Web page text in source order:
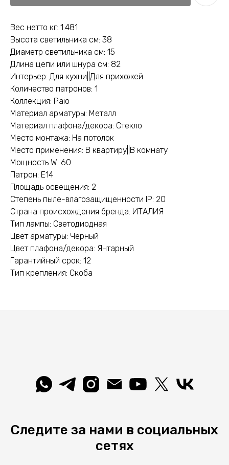
Вес нетто кг: 1.481
Высота светильника см: 38
Диаметр светильника см: 15
Длина цепи или шнура см: 82
Интерьер: Для кухни||Для прихожей
Количество патронов: 1
Коллекция: Paio
Материал арматуры: Металл
Материал плафона/декора: Стекло
Место монтажа: На потолок
Место применения: В квартиру||В комнату
Мощность W: 60
Патрон: E14
Площадь освещения: 2
Степень пыле-влагозащищенности IP: 20
Страна происхождения бренда: ИТАЛИЯ
Тип лампы: Светодиодная
Цвет арматуры: Чёрный
Цвет плафона/декора: Янтарный
Гарантийный срок: 12
Тип крепления: Скоба
Следите за нами в социальных
сетях